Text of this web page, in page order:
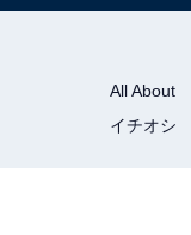
殺害予告を行った
奈。しかし生徒た
願書がまとめられ
開されていくのか
All About
イチオシ